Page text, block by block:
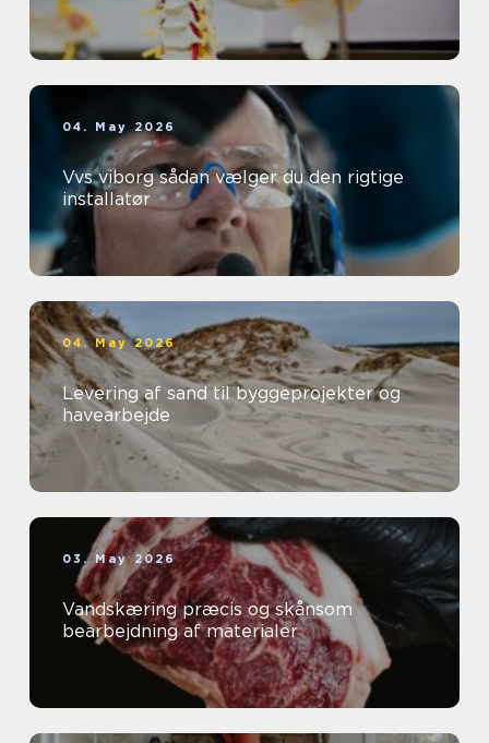
04. May 2026
Vvs viborg sådan vælger du den rigtige
installatør
04. May 2026
Levering af sand til byggeprojekter og
havearbejde
03. May 2026
Vandskæring præcis og skånsom
bearbejdning af materialer